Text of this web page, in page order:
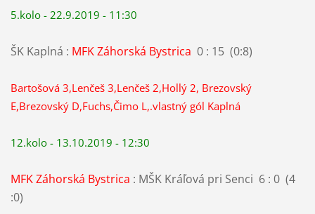
5.kolo - 22.9.2019 - 11:30
ŠK Kaplná : MFK Záhorská Bystrica 0 : 15 (0:8)
Bartošová 3,Lenčeš 3,Lenčeš 2,Hollý 2, Brezovský
E,Brezovský D,Fuchs,Čimo L,.vlastný gól Kaplná
12.kolo - 13.10.2019 - 12:30
MFK Záhorská Bystrica : MŠK Kráľová pri Senci 6 : 0 (4
:0)